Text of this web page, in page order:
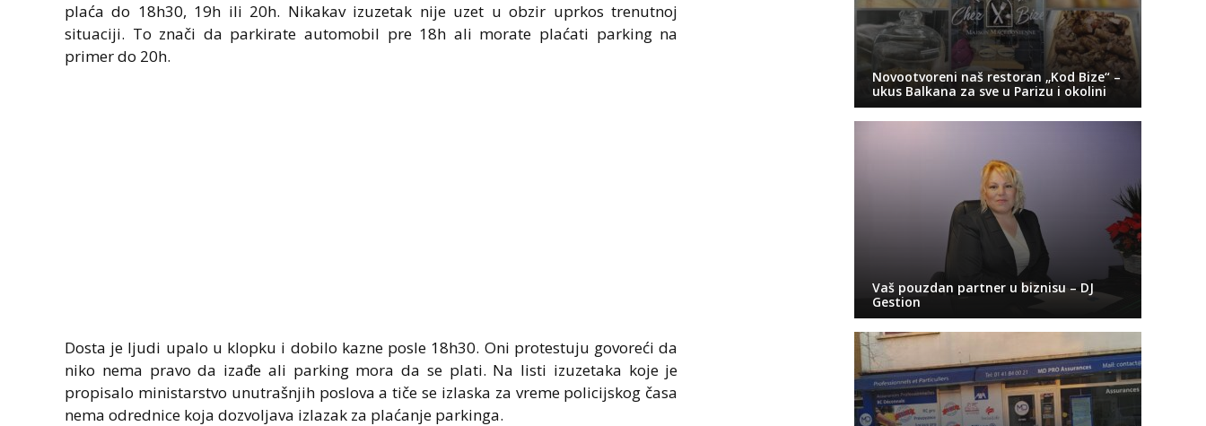
plaća do 18h30, 19h ili 20h. Nikakav izuzetak nije uzet u obzir uprkos trenutnoj
situaciji. To znači da parkirate automobil pre 18h ali morate plaćati parking na
primer do 20h.
Dosta je ljudi upalo u klopku i dobilo kazne posle 18h30. Oni protestuju govoreći da
niko nema pravo da izađe ali parking mora da se plati. Na listi izuzetaka koje je
propisalo ministarstvo unutrašnjih poslova a tiče se izlaska za vreme policijskog časa
nema odrednice koja dozvoljava izlazak za plaćanje parkinga.
Novootvoreni naš restoran „Kod Bize“ –
ukus Balkana za sve u Parizu i okolini
Vaš pouzdan partner u biznisu – DJ
Gestion